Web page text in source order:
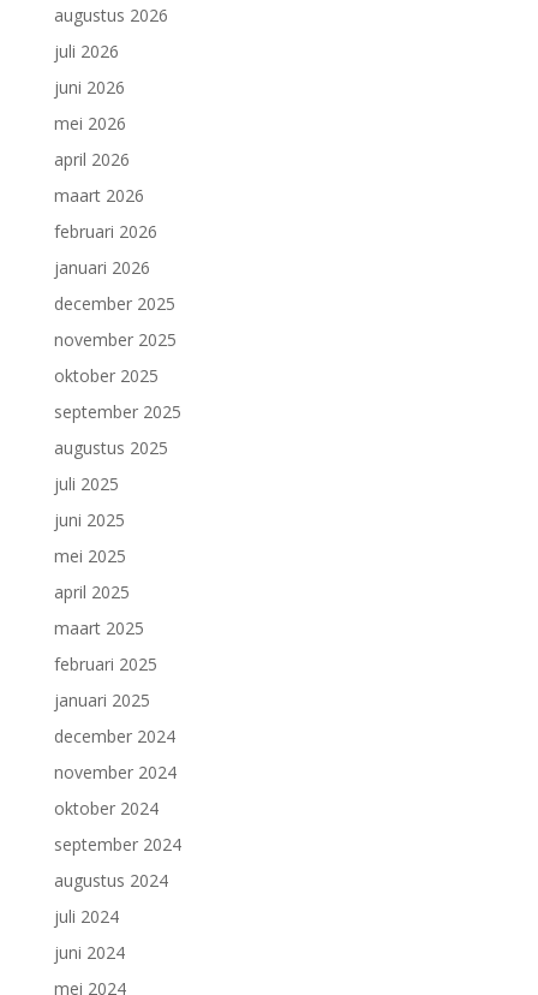
augustus 2026
juli 2026
juni 2026
mei 2026
april 2026
maart 2026
februari 2026
januari 2026
december 2025
november 2025
oktober 2025
september 2025
augustus 2025
juli 2025
juni 2025
mei 2025
april 2025
maart 2025
februari 2025
januari 2025
december 2024
november 2024
oktober 2024
september 2024
augustus 2024
juli 2024
juni 2024
mei 2024